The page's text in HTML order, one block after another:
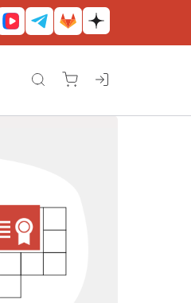
КриптоАРМ ГОСТ
Железный почтовый ящик
КриптоАРМ Mobile
КриптоАРМ Документы